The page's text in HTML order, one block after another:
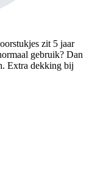
zit 5 jaar
gebruik? Dan
Extra dekking bij